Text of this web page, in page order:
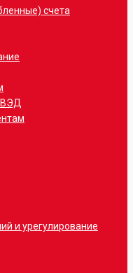
счета
ВЭД
и урегулирование